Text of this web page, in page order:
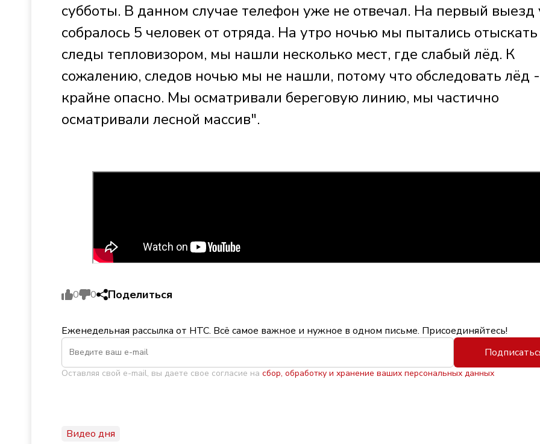
субботы. В данном случае телефон уже не отвечал. На первый выезд
собралось 5 человек от отряда. На утро ночью мы пытались отыскать
следы тепловизором, мы нашли несколько мест, где слабый лёд. К
сожалению, следов ночью мы не нашли, потому что обследовать лёд
крайне опасно. Мы осматривали береговую линию, мы частично
осматривали лесной массив".
0 0 Поделиться
Еженедельная рассылка от НТС. Всё самое важное и нужное в одном письме. Присоединяйтесь!
Оставляя свой e-mail, вы даете свое согласие на сбор, обработку и хранение ваших персональных данных
Видео дня